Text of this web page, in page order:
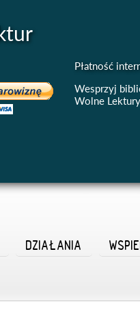
Płatność
Wesprzyj
Wolne Lektury
DZIAŁANIA